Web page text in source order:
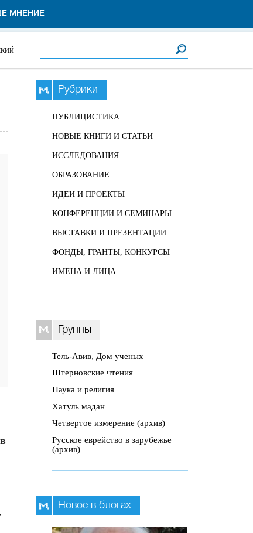
МНЕНИЕ
Рубрики
ПУБЛИЦИСТИКА
НОВЫЕ КНИГИ И СТАТЬИ
ИССЛЕДОВАНИЯ
ОБРАЗОВАНИЕ
ИДЕИ И ПРОЕКТЫ
КОНФЕРЕНЦИИ И СЕМИНАРЫ
ВЫСТАВКИ И ПРЕЗЕНТАЦИИ
ФОНДЫ, ГРАНТЫ, КОНКУРСЫ
ИМЕНА И ЛИЦА
Группы
Тель-Авив, Дом ученых
Штерновские чтения
Наука и религия
Хатуль мадан
Четвертое измерение (архив)
Русское еврейство в зарубежье
(архив)
Новое в блогах